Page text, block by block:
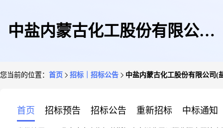
中盐内蒙古化工股份有限公司
您当前的位置： 首页 招标｜招标公告 中盐内蒙古化工股份有限公司(
首页 招标预告 招标公告 重新招标 中标通知